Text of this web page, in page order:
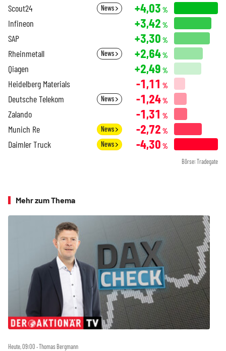
Scout24 News +4,03 %
Infineon +3,42 %
SAP +3,30 %
Rheinmetall News +2,64%
Qiagen +2,49 %
Heidelberg Materials -1,11 %
Deutsche Telekom News -1,24%
Zalando -1,31 %
Munich Re News -2,72 %
Daimler Truck News -4,30 %
Börse: Tradegate
Mehr zum Thema
Heute, 09:00 ‧ Thomas Bergmann